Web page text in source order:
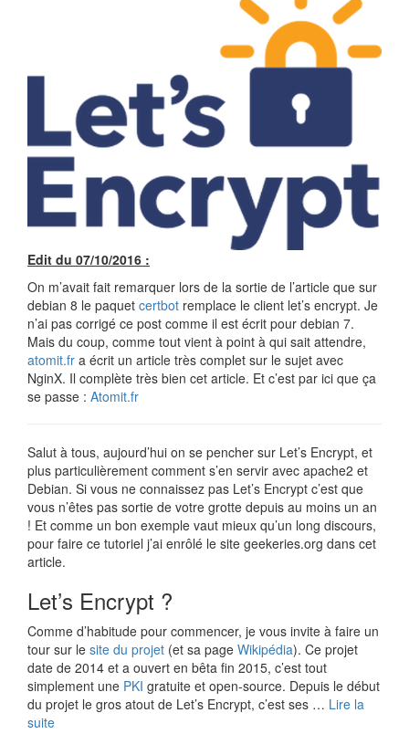
Edit du 07/10/2016 :
On m’avait fait remarquer lors de la sortie de l’article que sur
debian 8 le paquet certbot remplace le client let’s encrypt. Je
n’ai pas corrigé ce post comme il est écrit pour debian 7.
Mais du coup, comme tout vient à point à qui sait attendre,
atomit.fr a écrit un article très complet sur le sujet avec
NginX. Il complète très bien cet article. Et c’est par ici que ça
se passe : Atomit.fr
Salut à tous, aujourd’hui on se pencher sur Let’s Encrypt, et
plus particulièrement comment s’en servir avec apache2 et
Debian. Si vous ne connaissez pas Let’s Encrypt c’est que
vous n’êtes pas sortie de votre grotte depuis au moins un an
! Et comme un bon exemple vaut mieux qu’un long discours,
pour faire ce tutoriel j’ai enrôlé le site geekeries.org dans cet
article.
Let’s Encrypt ?
Comme d’habitude pour commencer, je vous invite à faire un
tour sur le site du projet (et sa page Wikipédia). Ce projet
date de 2014 et a ouvert en bêta fin 2015, c’est tout
simplement une PKI gratuite et open-source. Depuis le début
du projet le gros atout de Let’s Encrypt, c’est ses … Lire la
suite